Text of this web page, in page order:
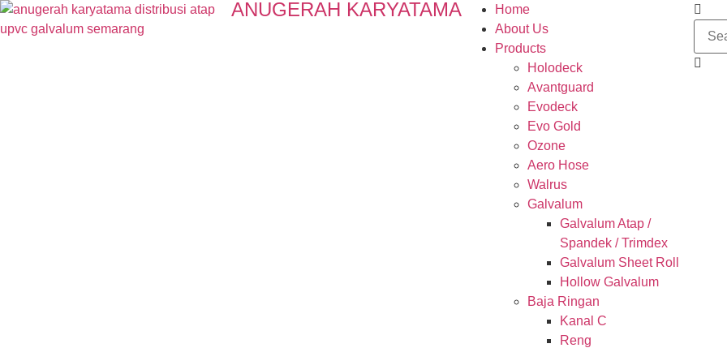
ANUGERAH KARYATAMA
Home
About Us
Products
Holodeck
Avantguard
Evodeck
Evo Gold
Ozone
Aero Hose
Walrus
Galvalum
Galvalum Atap /
Spandek / Trimdex
Galvalum Sheet Roll
Hollow Galvalum
Baja Ringan
Kanal C
Reng